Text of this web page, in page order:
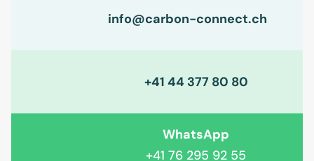
info@carbon-connect.ch
+41 44 377 80 80
WhatsApp
+41 76 295 92 55